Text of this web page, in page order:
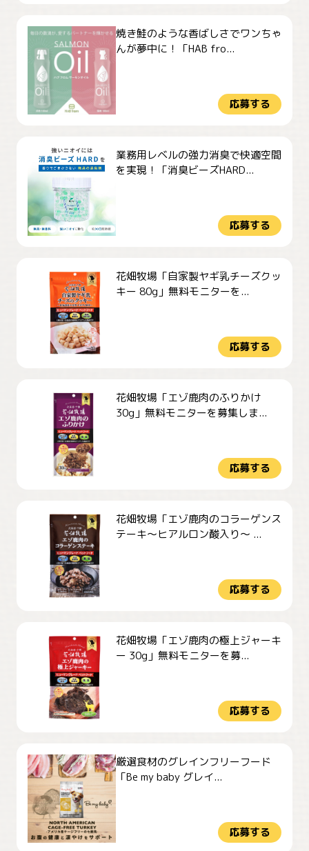
焼き鮭のような香ばしさでワンちゃ
んが夢中に！「HAB fro...
応募する
業務用レベルの強力消臭で快適空間
を実現！「消臭ビーズHARD...
応募する
花畑牧場「自家製ヤギ乳チーズクッ
キー 80g」無料モニターを...
応募する
花畑牧場「エゾ鹿肉のふりかけ
30g」無料モニターを募集しま...
応募する
花畑牧場「エゾ鹿肉のコラーゲンス
テーキ～ヒアルロン酸入り～ ...
応募する
花畑牧場「エゾ鹿肉の極上ジャーキ
ー 30g」無料モニターを募...
応募する
厳選食材のグレインフリーフード
「Be my baby グレイ...
応募する